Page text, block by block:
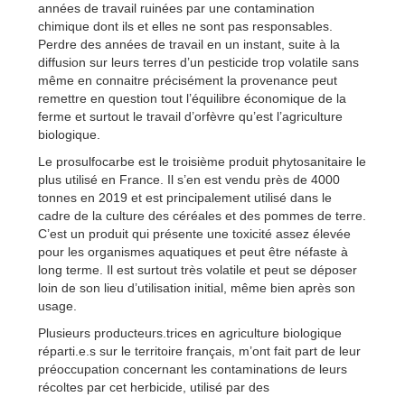
années de travail ruinées par une contamination
chimique dont ils et elles ne sont pas responsables.
Perdre des années de travail en un instant, suite à la
diffusion sur leurs terres d’un pesticide trop volatile sans
même en connaitre précisément la provenance peut
remettre en question tout l’équilibre économique de la
ferme et surtout le travail d’orfèvre qu’est l’agriculture
biologique.
Le prosulfocarbe est le troisième produit phytosanitaire le
plus utilisé en France. Il s’en est vendu près de 4000
tonnes en 2019 et est principalement utilisé dans le
cadre de la culture des céréales et des pommes de terre.
C’est un produit qui présente une toxicité assez élevée
pour les organismes aquatiques et peut être néfaste à
long terme. Il est surtout très volatile et peut se déposer
loin de son lieu d’utilisation initial, même bien après son
usage.
Plusieurs producteurs.trices en agriculture biologique
réparti.e.s sur le territoire français, m’ont fait part de leur
préoccupation concernant les contaminations de leurs
récoltes par cet herbicide, utilisé par des